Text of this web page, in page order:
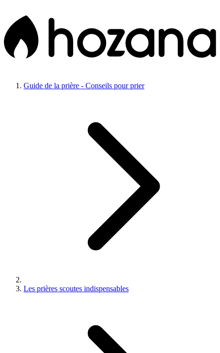
Guide de la prière - Conseils pour prier
Les prières scoutes indispensables